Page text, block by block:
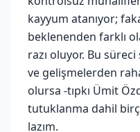
kayyum atanıyor;
beklenenden farklı
razı oluyor. Bu
ve gelişmelerden
olursa -tıpkı Ümit
tutuklanma dahil
lazım.